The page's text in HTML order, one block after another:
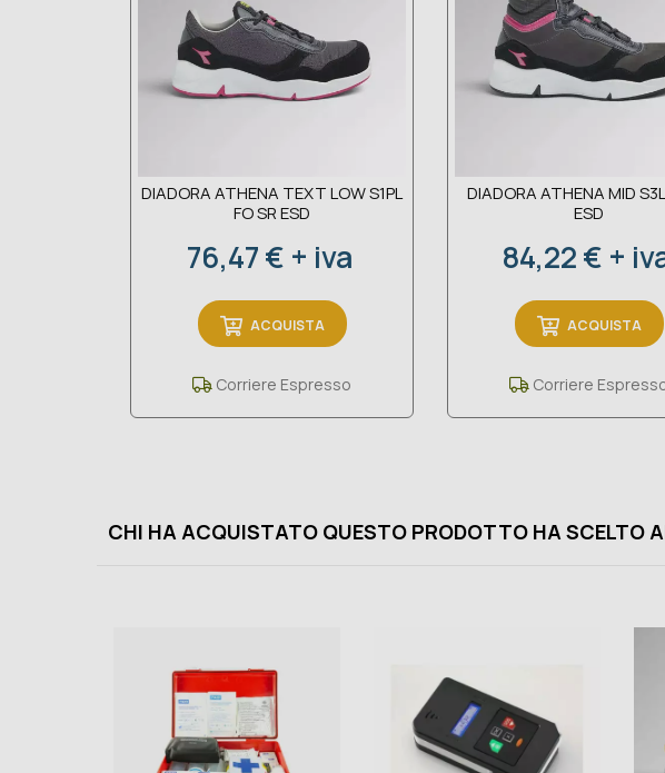
DIADORA ATHENA TEXT LOW S1PL
FO SR ESD
Prezzo
76,47 € + iva
ACQUISTA
Corriere Espresso
DIADORA ATHENA MID
ESD
Prezzo
84,22 € +
ACQUISTA
Corriere
CHI HA ACQUISTATO QUESTO PRODOTTO HA SCELTO